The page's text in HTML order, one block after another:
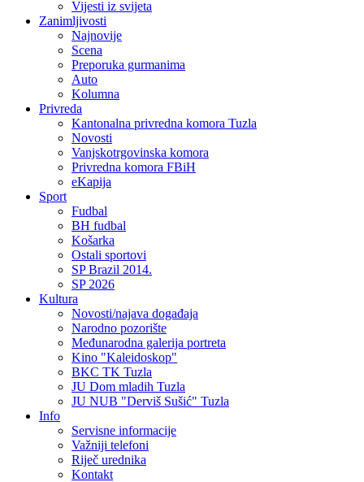
Vijesti iz svijeta
Zanimljivosti
Najnovije
Scena
Preporuka gurmanima
Auto
Kolumna
Privreda
Kantonalna privredna komora Tuzla
Novosti
Vanjskotrgovinska komora
Privredna komora FBiH
eKapija
Sport
Fudbal
BH fudbal
Košarka
Ostali sportovi
SP Brazil 2014.
SP 2026
Kultura
Novosti/najava događaja
Narodno pozorište
Međunarodna galerija portreta
Kino "Kaleidoskop"
BKC TK Tuzla
JU Dom mladih Tuzla
JU NUB "Derviš Sušić" Tuzla
Info
Servisne informacije
Važniji telefoni
Riječ urednika
Kontakt